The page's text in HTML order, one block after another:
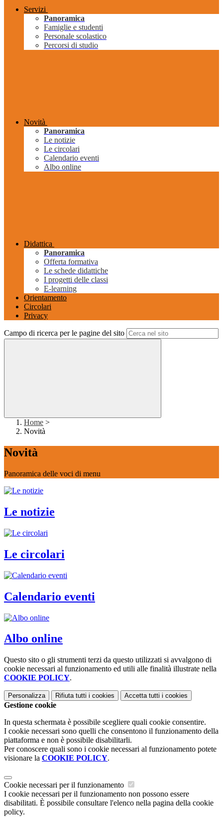
Servizi
Panoramica
Famiglie e studenti
Personale scolastico
Percorsi di studio
Novità
Panoramica
Le notizie
Le circolari
Calendario eventi
Albo online
Didattica
Panoramica
Offerta formativa
Le schede didattiche
I progetti delle classi
E-learning
Orientamento
Circolari
Privacy
Campo di ricerca per le pagine del sito
Home >
Novità
Novità
Panoramica delle voci di menu
Le notizie
Le circolari
Calendario eventi
Albo online
Questo sito o gli strumenti terzi da questo utilizzati si avvalgono di
cookie necessari al funzionamento ed utili alle finalità illustrate nella
COOKIE POLICY.
Personalizza Rifiuta tutti i cookies Accetta tutti i cookies
Gestione cookie
In questa schermata è possibile scegliere quali cookie consentire.
I cookie necessari sono quelli che consentono il funzionamento della
piattaforma e non è possibile disabilitarli.
Per conoscere quali sono i cookie necessari al funzionamento potete
visionare la COOKIE POLICY.
Cookie necessari per il funzionamento
I cookie necessari per il funzionamento non possono essere
disabilitati. È possibile consultare l'elenco nella pagina della cookie
policy.